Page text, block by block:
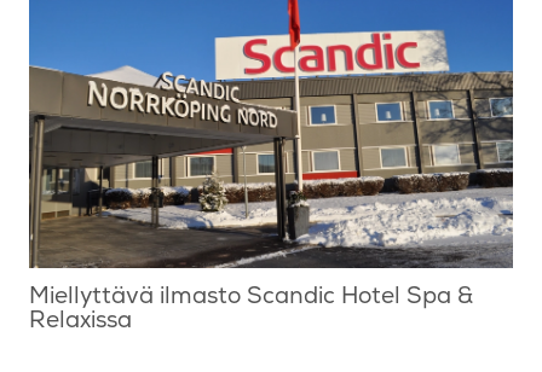
Miellyttävä ilmasto Scandic Hotel Spa &
Relaxissa